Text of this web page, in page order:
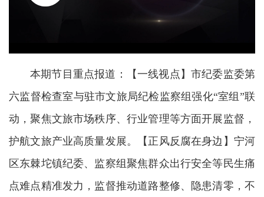
本期节目重点报道：【一线视点】市纪委监委第
六监督检查室与驻市文旅局纪检监察组强化“室组”联
动，聚焦文旅市场秩序、行业管理等方面开展监督，
护航文旅产业高质量发展。【正风反腐在身边】宁河
区东棘坨镇纪委、监察组聚焦群众出行安全等民生痛
点难点精准发力，监督推动道路整修、隐患清零，不